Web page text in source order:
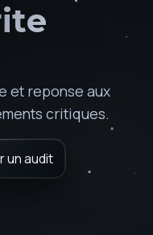
et reponse aux
critiques.
un audit